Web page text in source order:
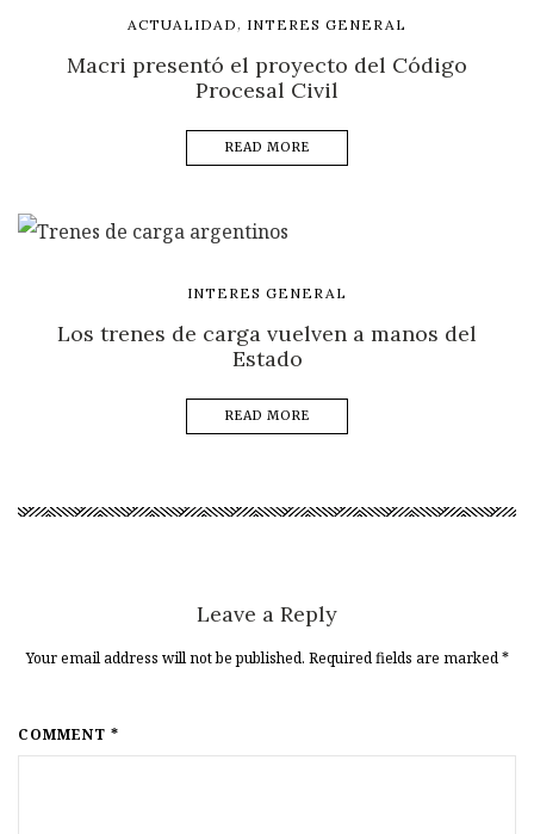
ACTUALIDAD , INTERES GENERAL
Macri presentó el proyecto del Código
Procesal Civil
READ MORE
INTERES GENERAL
Los trenes de carga vuelven a manos del
Estado
READ MORE
Leave a Reply
Your email address will not be published. Required fields are marked*
COMMENT *